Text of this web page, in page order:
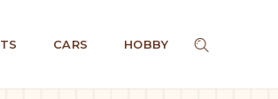
CARS HOBBY